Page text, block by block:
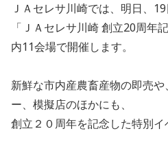
ＪＡセレサ川崎では、明日、
「ＪＡセレサ川崎 創立20周年
内11会場で開催します。
新鮮な市内産農畜産物の即売
ー、模擬店のほかにも、
創立２０周年を記念した特別イ